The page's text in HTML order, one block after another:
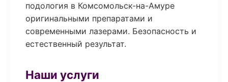
подология в Комсомольск-на-Амуре
оригинальными препаратами и
современными лазерами. Безопасность и
естественный результат.
Наши услуги